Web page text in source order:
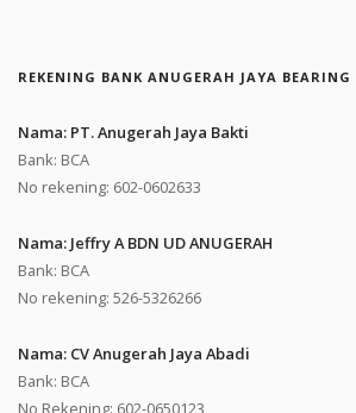
REKENING BANK ANUGERAH JAYA BEARING
Nama: PT. Anugerah Jaya Bakti
Bank: BCA
No rekening: 602-0602633
Nama: Jeffry A BDN UD ANUGERAH
Bank: BCA
No rekening: 526-5326266
Nama: CV Anugerah Jaya Abadi
Bank: BCA
No Rekening: 602-0650123